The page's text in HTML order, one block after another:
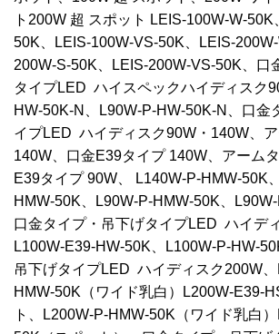
ト200W 超 スポット LEIS-100W-W-
50K、LEIS-100W-VS-50K、LEIS-
200W-S-50K、LEIS-200W-VS-50K、口
タイプLED ハイスペックハイディスク
HW-50K-N、L90W-P-HW-50K-N、口金
イプLED ハイディスク90W・140W、
140W、口金E39タイプ 140W、アーム
E39タイプ 90W、 L140W-P-HMW-50K
HMW-50K、L90W-P-HMW-50K、L90W-
口金タイプ・吊下げタイプLED ハイデ
L100W-E39-HW-50K、L100W-P-HW-
吊下げタイプLED ハイディスク200W
HMW-50K（ワイド乳白）L200W-E39-
ト、L200W-P-HMW-50K（ワイド乳白